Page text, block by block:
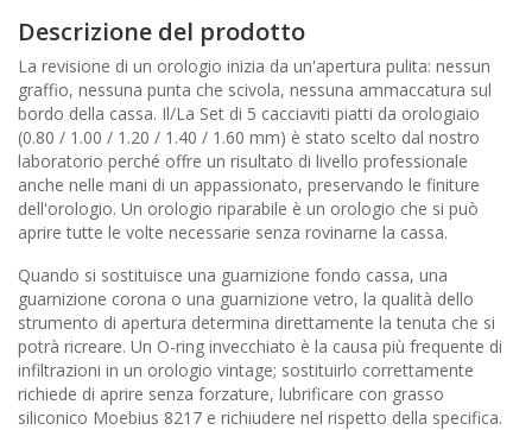
Descrizione del prodotto
La revisione di un orologio inizia da un'apertura pulita: nessun
graffio, nessuna punta che scivola, nessuna ammaccatura sul
bordo della cassa. Il/La Set di 5 cacciaviti piatti da orologiaio
(0.80 / 1.00 / 1.20 / 1.40 / 1.60 mm) è stato scelto dal nostro
laboratorio perché offre un risultato di livello professionale
anche nelle mani di un appassionato, preservando le finiture
dell'orologio. Un orologio riparabile è un orologio che si può
aprire tutte le volte necessarie senza rovinarne la cassa.
Quando si sostituisce una guarnizione fondo cassa, una
guarnizione corona o una guarnizione vetro, la qualità dello
strumento di apertura determina direttamente la tenuta che si
potrà ricreare. Un O-ring invecchiato è la causa più frequente di
infiltrazioni in un orologio vintage; sostituirlo correttamente
richiede di aprire senza forzature, lubrificare con grasso
siliconico Moebius 8217 e richiudere nel rispetto della specifica.